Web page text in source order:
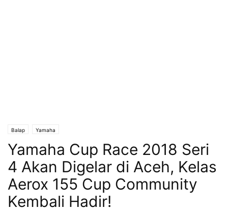
Balap Yamaha
Yamaha Cup Race 2018 Seri
4 Akan Digelar di Aceh, Kelas
Aerox 155 Cup Community
Kembali Hadir!